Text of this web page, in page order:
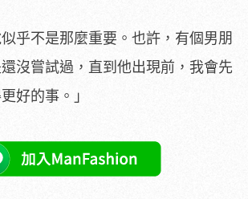
似乎不是那麼重要。也許，有個男朋
沒嘗試過，直到他出現前，我會先
好的事。」